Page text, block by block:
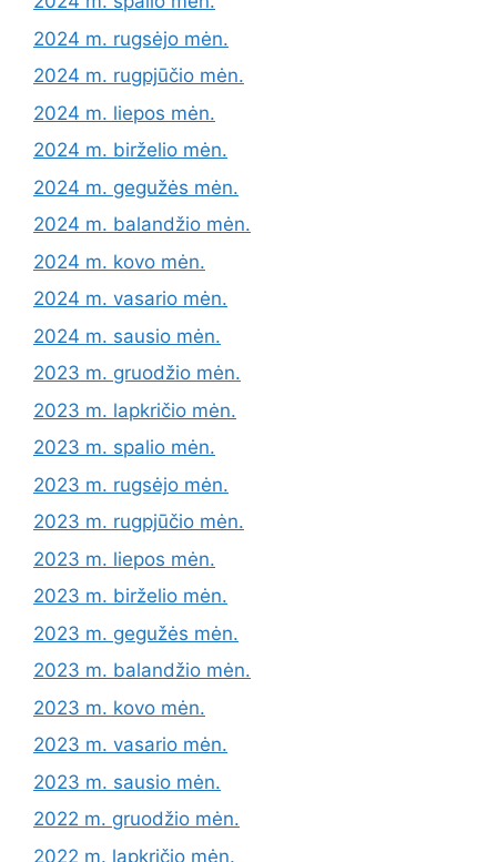
2024 m. rugsėjo mėn.
2024 m. rugpjūčio mėn.
2024 m. liepos mėn.
2024 m. birželio mėn.
2024 m. gegužės mėn.
2024 m. balandžio mėn.
2024 m. kovo mėn.
2024 m. vasario mėn.
2024 m. sausio mėn.
2023 m. gruodžio mėn.
2023 m. lapkričio mėn.
2023 m. spalio mėn.
2023 m. rugsėjo mėn.
2023 m. rugpjūčio mėn.
2023 m. liepos mėn.
2023 m. birželio mėn.
2023 m. gegužės mėn.
2023 m. balandžio mėn.
2023 m. kovo mėn.
2023 m. vasario mėn.
2023 m. sausio mėn.
2022 m. gruodžio mėn.
2022 m. lapkričio mėn.